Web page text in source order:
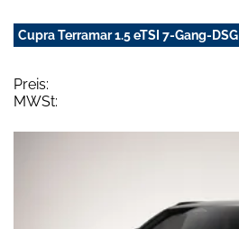
Cupra Terramar 1.5 eTSI 7-Gang-DSG
Preis:
MWSt: